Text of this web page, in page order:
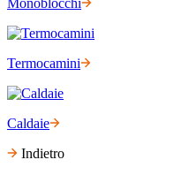
Monoblocchi
Termocamini
Caldaie
Indietro